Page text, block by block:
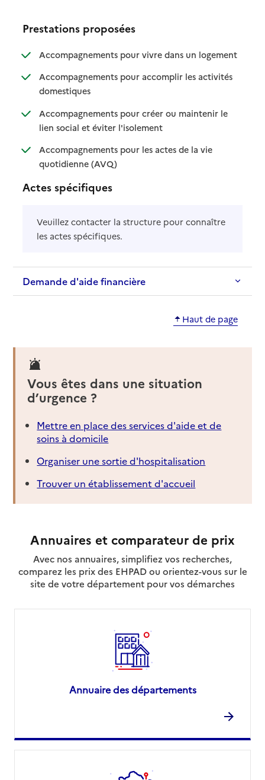
Prestations proposées
Accompagnements pour vivre dans un logement
:
: non
Accompagnements pour accomplir les activités
domestiques: disponible
: non disponible
Accompagnements pour créer ou maintenir le
lien social et éviter l'isolement: disponible
: non disponible
Accompagnements pour les actes de la vie
quotidienne (AVQ): disponible
: non disponible
Actes spécifiques
Veuillez contacter la structure pour connaître
les actes spécifiques.
Demande d'aide financière
Haut de page
Vous êtes dans une situation
d’urgence ?
Mettre en place des services d'aide et de
soins à domicile
Organiser une sortie d'hospitalisation
Trouver un établissement d'accueil
Annuaires et comparateur de prix
Avec nos annuaires, simplifiez vos recherches,
comparez les prix des EHPAD ou orientez-vous sur le
site de votre département pour vos démarches
Annuaire des départements